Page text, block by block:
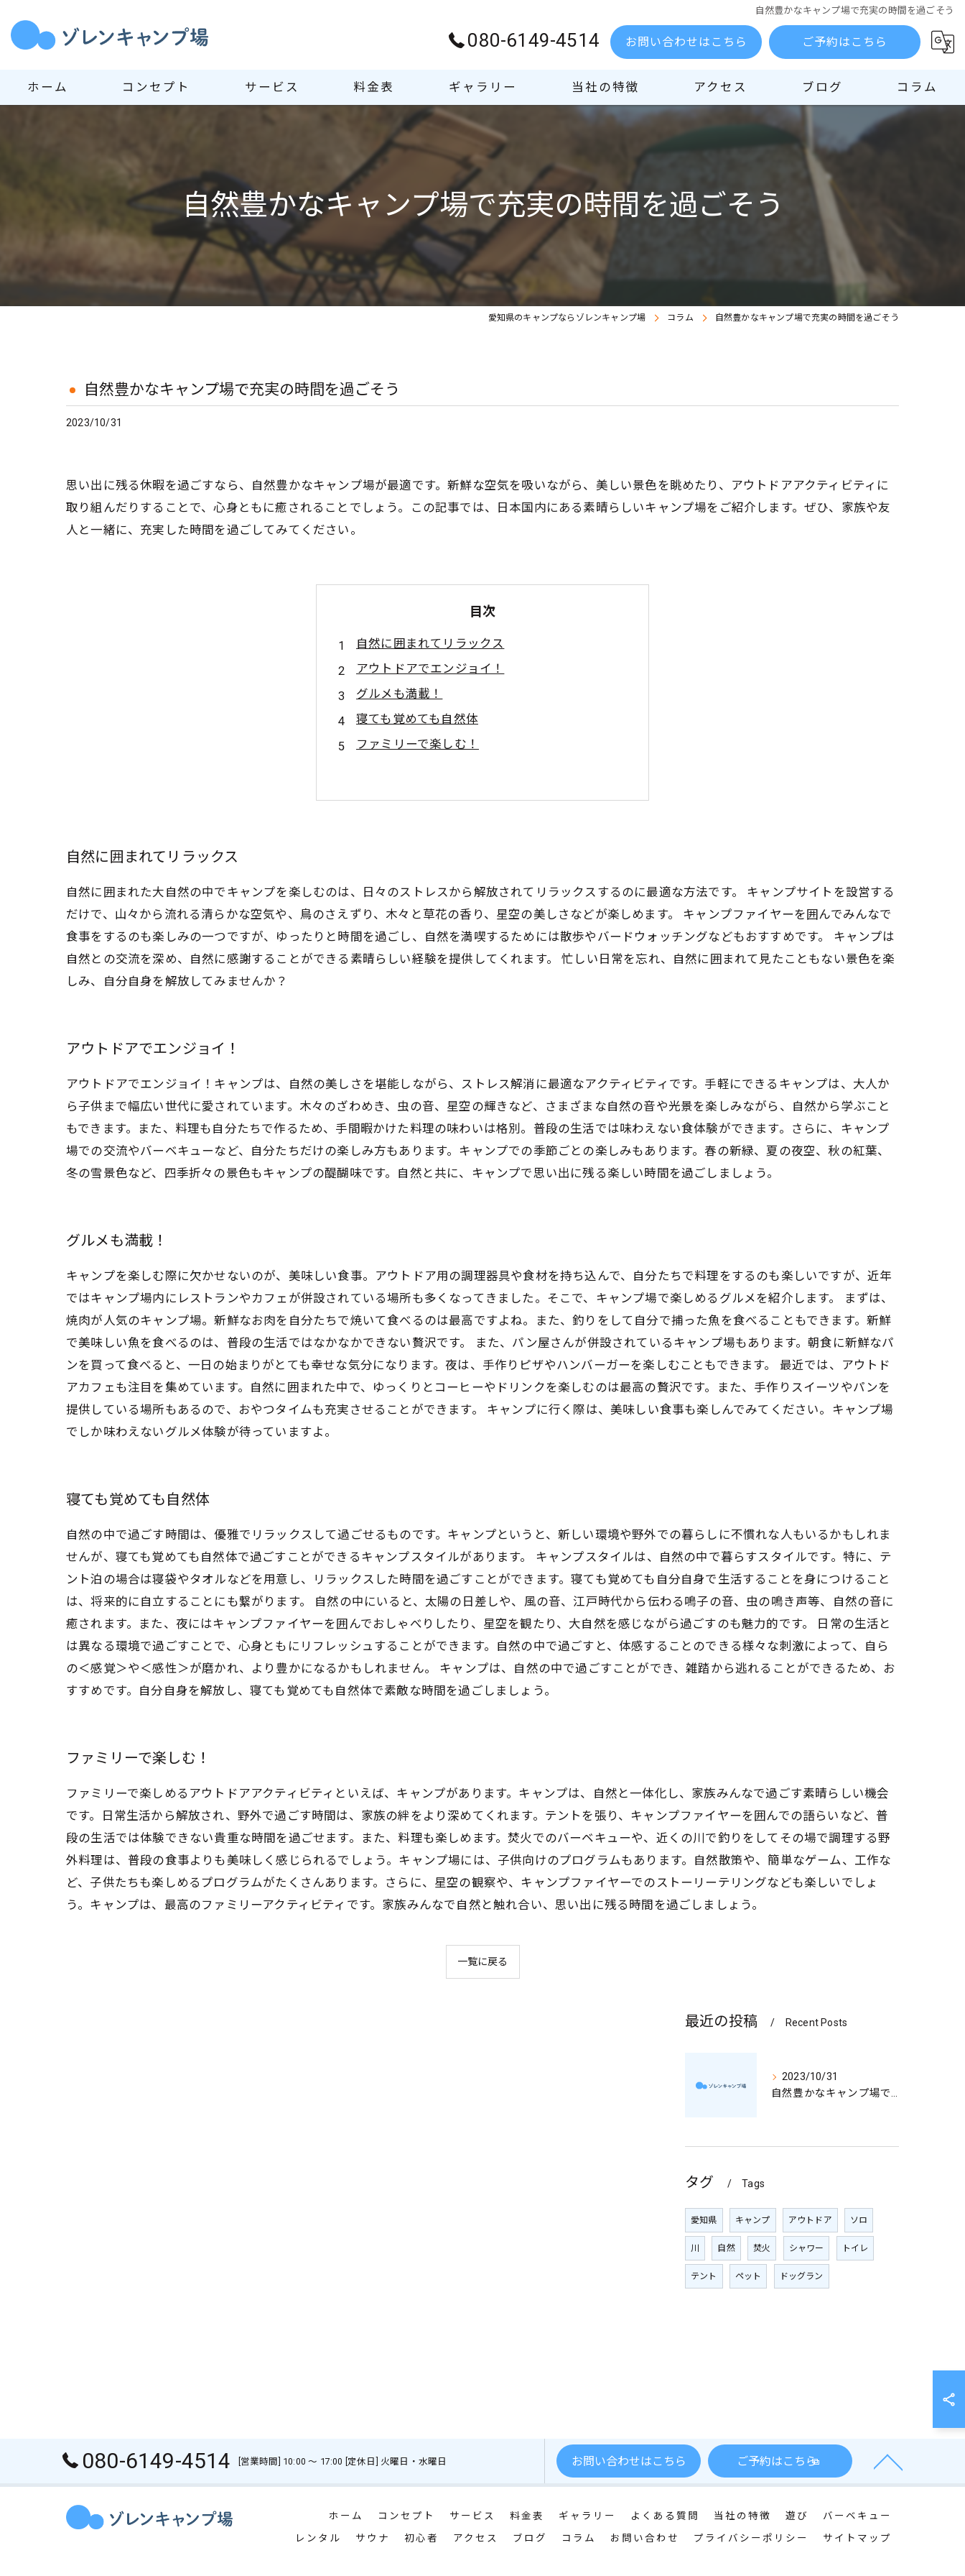
自然豊かなキャンプ場で充実の時間を過ごそう
080-6149-4514 お問い合わせはこちら ご予約はこちら
ホーム コンセプト サービス 料金表 ギャラリー 当社の特徴
レンタル
アクセス ブログ コラム
自然豊かなキャンプ場で充実の時間を過ごそう
愛知県のキャンプならゾレンキャンプ場 コラム 自然豊かなキャンプ場で充実の時間を過ごそう
自然豊かなキャンプ場で充実の時間を過ごそう
2023/10/31
思い出に残る休暇を過ごすなら、自然豊かなキャンプ場が最適です。新鮮な空気を吸いながら、美しい景色を眺めたり、アウトドアアクティビティに
取り組んだりすることで、心身ともに癒されることでしょう。この記事では、日本国内にある素晴らしいキャンプ場をご紹介します。ぜひ、家族や友
人と一緒に、充実した時間を過ごしてみてください。
目次
自然に囲まれてリラックス
アウトドアでエンジョイ！
グルメも満載！
寝ても覚めても自然体
ファミリーで楽しむ！
自然に囲まれてリラックス
自然に囲まれた大自然の中でキャンプを楽しむのは、日々のストレスから解放されてリラックスするのに最適な方法です。 キャンプサイトを設営する
だけで、山々から流れる清らかな空気や、鳥のさえずり、木々と草花の香り、星空の美しさなどが楽しめます。 キャンプファイヤーを囲んでみんなで
食事をするのも楽しみの一つですが、ゆったりと時間を過ごし、自然を満喫するためには散歩やバードウォッチングなどもおすすめです。 キャンプは
自然との交流を深め、自然に感謝することができる素晴らしい経験を提供してくれます。 忙しい日常を忘れ、自然に囲まれて見たこともない景色を楽
しみ、自分自身を解放してみませんか？
アウトドアでエンジョイ！
アウトドアでエンジョイ！キャンプは、自然の美しさを堪能しながら、ストレス解消に最適なアクティビティです。手軽にできるキャンプは、大人か
ら子供まで幅広い世代に愛されています。木々のざわめき、虫の音、星空の輝きなど、さまざまな自然の音や光景を楽しみながら、自然から学ぶこと
もできます。また、料理も自分たちで作るため、手間暇かけた料理の味わいは格別。普段の生活では味わえない食体験ができます。さらに、キャンプ
場での交流やバーベキューなど、自分たちだけの楽しみ方もあります。キャンプでの季節ごとの楽しみもあります。春の新緑、夏の夜空、秋の紅葉、
冬の雪景色など、四季折々の景色もキャンプの醍醐味です。自然と共に、キャンプで思い出に残る楽しい時間を過ごしましょう。
グルメも満載！
キャンプを楽しむ際に欠かせないのが、美味しい食事。アウトドア用の調理器具や食材を持ち込んで、自分たちで料理をするのも楽しいですが、近年
ではキャンプ場内にレストランやカフェが併設されている場所も多くなってきました。そこで、キャンプ場で楽しめるグルメを紹介します。 まずは、
焼肉が人気のキャンプ場。新鮮なお肉を自分たちで焼いて食べるのは最高ですよね。また、釣りをして自分で捕った魚を食べることもできます。新鮮
で美味しい魚を食べるのは、普段の生活ではなかなかできない贅沢です。 また、パン屋さんが併設されているキャンプ場もあります。朝食に新鮮なパ
ンを買って食べると、一日の始まりがとても幸せな気分になります。夜は、手作りピザやハンバーガーを楽しむこともできます。 最近では、アウトド
アカフェも注目を集めています。自然に囲まれた中で、ゆっくりとコーヒーやドリンクを楽しむのは最高の贅沢です。また、手作りスイーツやパンを
提供している場所もあるので、おやつタイムも充実させることができます。 キャンプに行く際は、美味しい食事も楽しんでみてください。キャンプ場
でしか味わえないグルメ体験が待っていますよ。
寝ても覚めても自然体
自然の中で過ごす時間は、優雅でリラックスして過ごせるものです。キャンプというと、新しい環境や野外での暮らしに不慣れな人もいるかもしれま
せんが、寝ても覚めても自然体で過ごすことができるキャンプスタイルがあります。 キャンプスタイルは、自然の中で暮らすスタイルです。特に、テ
ント泊の場合は寝袋やタオルなどを用意し、リラックスした時間を過ごすことができます。寝ても覚めても自分自身で生活することを身につけること
は、将来的に自立することにも繋がります。 自然の中にいると、太陽の日差しや、風の音、江戸時代から伝わる鳴子の音、虫の鳴き声等、自然の音に
癒されます。また、夜にはキャンプファイヤーを囲んでおしゃべりしたり、星空を観たり、大自然を感じながら過ごすのも魅力的です。 日常の生活と
は異なる環境で過ごすことで、心身ともにリフレッシュすることができます。自然の中で過ごすと、体感することのできる様々な刺激によって、自ら
の＜感覚＞や＜感性＞が磨かれ、より豊かになるかもしれません。 キャンプは、自然の中で過ごすことができ、雑踏から逃れることができるため、お
すすめです。自分自身を解放し、寝ても覚めても自然体で素敵な時間を過ごしましょう。
ファミリーで楽しむ！
ファミリーで楽しめるアウトドアアクティビティといえば、キャンプがあります。キャンプは、自然と一体化し、家族みんなで過ごす素晴らしい機会
です。日常生活から解放され、野外で過ごす時間は、家族の絆をより深めてくれます。テントを張り、キャンプファイヤーを囲んでの語らいなど、普
段の生活では体験できない貴重な時間を過ごせます。また、料理も楽しめます。焚火でのバーベキューや、近くの川で釣りをしてその場で調理する野
外料理は、普段の食事よりも美味しく感じられるでしょう。キャンプ場には、子供向けのプログラムもあります。自然散策や、簡単なゲーム、工作な
ど、子供たちも楽しめるプログラムがたくさんあります。さらに、星空の観察や、キャンプファイヤーでのストーリーテリングなども楽しいでしょ
う。キャンプは、最高のファミリーアクティビティです。家族みんなで自然と触れ合い、思い出に残る時間を過ごしましょう。
一覧に戻る
最近の投稿 Recent Posts
2023/10/31
自然豊かなキャンプ場で充実の時間を過ごそう
タグ Tags
愛知県 キャンプ アウトドア ソロ
川 自然 焚火 シャワー トイレ
テント ペット ドッグラン
080-6149-4514 [営業時間] 10:00 〜 17:00 [定休日] 火曜日・水曜日 お問い合わせはこちら ご予約はこちら
ホーム コンセプト サービス 料金表 ギャラリー よくある質問 当社の特徴 遊び
バーベキュー
レンタル
サウナ 初心者 アクセス ブログ コラム お問い合わせ プライバシーポリシー サイトマップ